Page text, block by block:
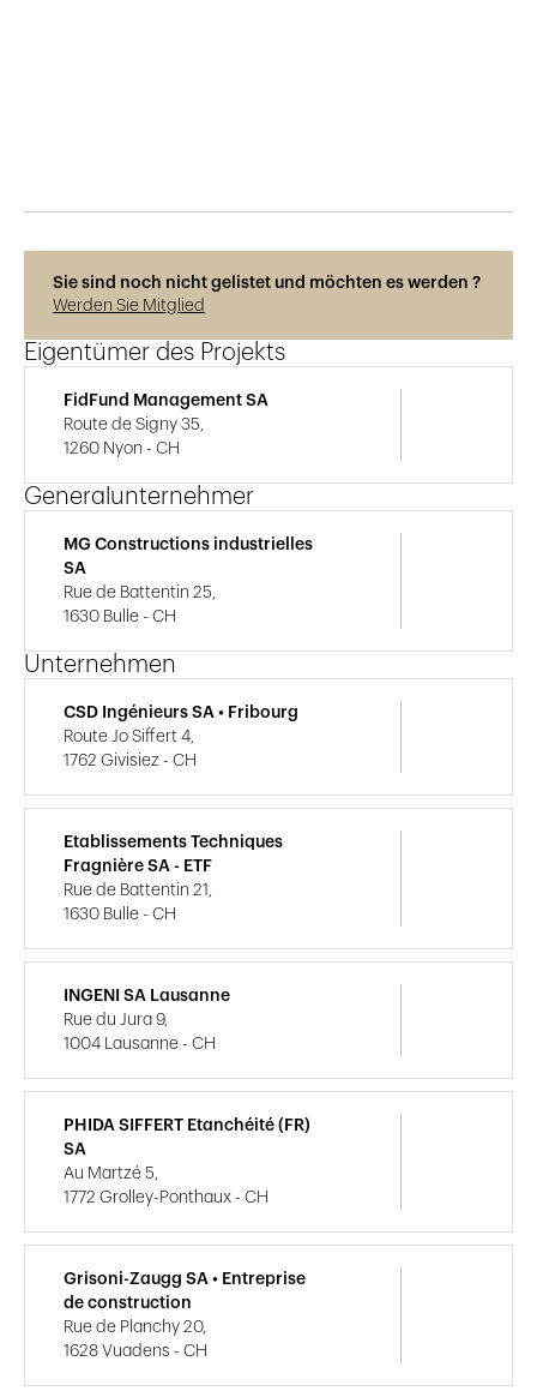
Sie sind noch nicht gelistet und möchten es werden ?
Werden Sie Mitglied
Eigentümer des Projekts
FidFund Management SA
Route de Signy 35,
1260 Nyon - CH
Generalunternehmer
MG Constructions industrielles
SA
Rue de Battentin 25,
1630 Bulle - CH
Unternehmen
CSD Ingénieurs SA • Fribourg
Route Jo Siffert 4,
1762 Givisiez - CH
Etablissements Techniques
Fragnière SA - ETF
Rue de Battentin 21,
1630 Bulle - CH
INGENI SA Lausanne
Rue du Jura 9,
1004 Lausanne - CH
PHIDA SIFFERT Etanchéité (FR)
SA
Au Martzé 5,
1772 Grolley-Ponthaux - CH
Grisoni-Zaugg SA • Entreprise
de construction
Rue de Planchy 20,
1628 Vuadens - CH